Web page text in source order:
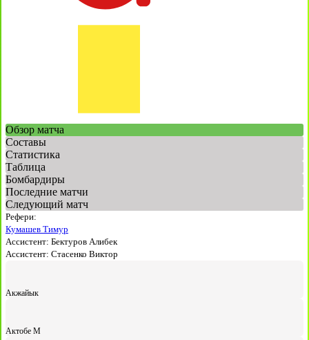
Обзор матча
Составы
Статистика
Таблица
Бомбардиры
Последние матчи
Следующий матч
Рефери:
Кумашев Тимур
Ассистент: Бектуров Алибек
Ассистент: Стасенко Виктор
Акжайык
Актобе М